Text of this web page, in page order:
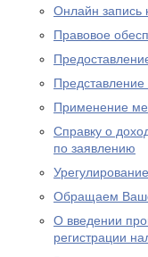
Онлайн запись
Правовое
Представление
Применение
Справку о
по заявлению
Обращаем Ваше
О введении
регистрации